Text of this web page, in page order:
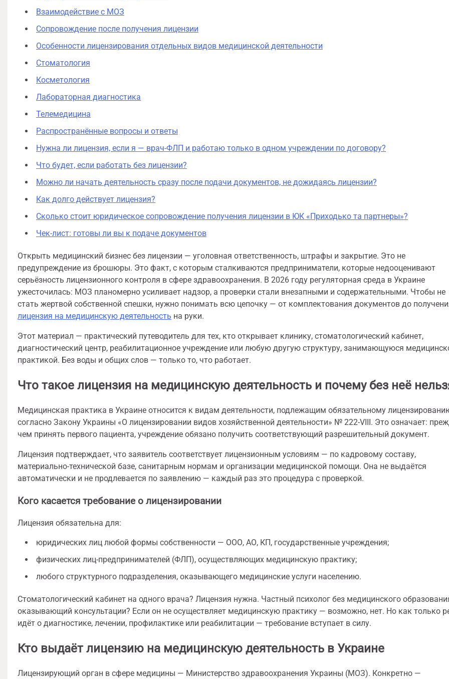
Взаимодействие с МОЗ
Сопровождение после получения лицензии
Особенности лицензирования отдельных видов медицинской деятельности
Стоматология
Косметология
Лабораторная диагностика
Телемедицина
Распространённые вопросы и ответы
Нужна ли лицензия, если я — врач-ФЛП и работаю только в одном учреждении по договору?
Что будет, если работать без лицензии?
Можно ли начать деятельность сразу после подачи документов, не дожидаясь лицензии?
Как долго действует лицензия?
Сколько стоит юридическое сопровождение получения лицензии в ЮК «Приходько та партнеры»?
Чек-лист: готовы ли вы к подаче документов
Открыть медицинский бизнес без лицензии — уголовная ответственность, штрафы и закрытие. Это не
предупреждение из брошюры. Это факт, с которым сталкиваются предприниматели, которые недооценивают
серьёзность лицензионного контроля в сфере здравоохранения. В 2026 году регуляторная среда в Украине
ужесточилась: МОЗ планомерно усиливает надзор, а проверки стали внезапными и содержательными. Чтобы не
стать жертвой собственной спешки, нужно понимать всю цепочку — от комплектования документов до
лицензия на медицинскую деятельность на руки.
Этот материал — практический путеводитель для тех, кто открывает клинику, стоматологический кабинет,
диагностический центр, реабилитационное учреждение или любую другую структуру, занимающуюся
практикой. Без воды и общих слов — только то, что работает.
Что такое лицензия на медицинскую деятельность и почему без неё
Медицинская практика в Украине относится к видам деятельности, подлежащим обязательному
согласно Закону Украины «О лицензировании видов хозяйственной деятельности» № 222-VIII. Это означает:
чем принять первого пациента, учреждение обязано получить соответствующий разрешительный документ.
Лицензия подтверждает, что заявитель соответствует лицензионным условиям — по кадровому составу,
материально-технической базе, санитарным нормам и организации медицинской помощи. Она не выдаётся
автоматически и не продлевается по заявлению — каждый раз это процедура с проверкой.
Кого касается требование о лицензировании
Лицензия обязательна для:
юридических лиц любой формы собственности — ООО, АО, КП, государственные учреждения;
физических лиц-предпринимателей (ФЛП), осуществляющих медицинскую практику;
любого структурного подразделения, оказывающего медицинские услуги населению.
Стоматологический кабинет на одного врача? Лицензия нужна. Частный психолог без медицинского
оказывающий консультации? Если он не осуществляет медицинскую практику — возможно, нет. Но как только
идёт о диагностике, лечении, профилактике или реабилитации — требование вступает в силу.
Кто выдаёт лицензию на медицинскую деятельность в Украине
Лицензирующий орган в сфере медицины — Министерство здравоохранения Украины (МОЗ). Конкретно —